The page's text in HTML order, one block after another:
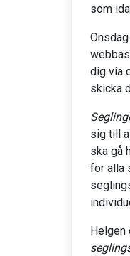
som
dig via
skicka
sig till
ska gå
för alla